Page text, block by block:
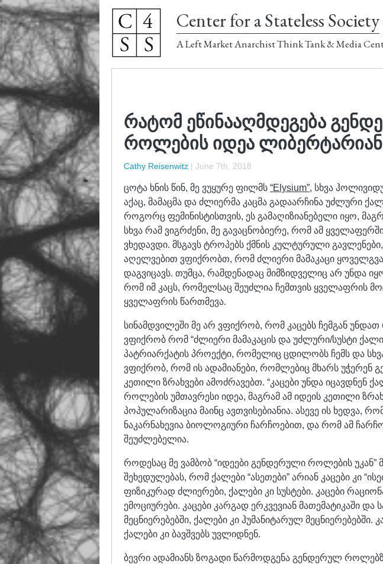
Center for a Stateless Society
A Left Market Anarchist Think Tank & Media
რატომ ეწინააღმდეგება
როლების იდეა
Cathy Reisenwitz | June 7th, 2018
ცოტა ხნის წინ, მე ვუყურე ფილმს “Elysium”, სხვა
აქაც, მამაცმა და ძლიერმა კაცმა გადაარჩინა უძლური
როგორც ფემინისტისთვის, ეს გამაღიზიანებელი იყო,
სხვა რამ ვიგრძენი, მე გავაცნობიერე, რომ ამ
ვხედავდი. მსგავს ტროპებს ქმნის კულტურული
აღელვებით ვფიქრობთ, რომ ძლიერი მამაკაცი
დაგვიცავს. თუმცა, რამდენადაც მიმზიდველიც არ უნდა
რომ იმ კაცს, რომელსაც შეუძლია ჩემთვის ყველაფრის
ყველაფრის წართმევა.
სინამდვილეში მე არ ვფიქრობ, რომ კაცებს ჩემგან უნდათ
ვფიქრობ რომ “ძლიერი მამაკაცის და უძლური/სუსტი
პატრიარქატის პროექტი, რომელიც ცდილობს ჩემს და
ვფიქრობ, რომ ის ადამიანები, რომლებიც მხარს
კეთილი ზრახვები ამოძრავებთ. “კაცები უნდა იცავდნენ
როლების უმთავრესი იდეა, მაგრამ ამ იდეის კეთილი
პოპულარიზაცია მაინც ავთვისებიანია. ასევე ის ხედვა,
ნაკარნახევია ბიოლოგიური ჩარჩოებით, და რომ ამ
შეუძლებელია.
როდესაც მე ვამბობ “იდეები გენდერული როლების უკან”
შეხედულებას, რომ ქალები “ასეთები” არიან კაცები კი
ფიზიკურად ძლიერები, ქალები კი სუსტები. კაცები
ემოციურები. კაცები კარგად ერკვევიან მათემატიკაში და
მეცნიერებებში, ქალები კი ჰუმანიტარულ მეცნიერებებში.
ქალები კი ბავშვებს უვლიდნენ.
ბევრი ადამიანს ზოგადი წარმოდგენა გენდერულ